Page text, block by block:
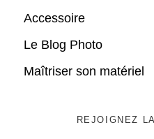
Accessoire
Le Blog Photo
Maîtriser son matériel
REJOIGNEZ